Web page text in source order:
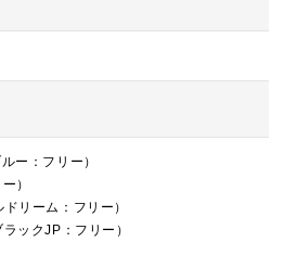
ー：フリー）
）
リーム：フリー）
ックJP：フリー）